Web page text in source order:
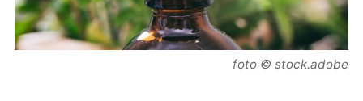
foto © stock.adobe